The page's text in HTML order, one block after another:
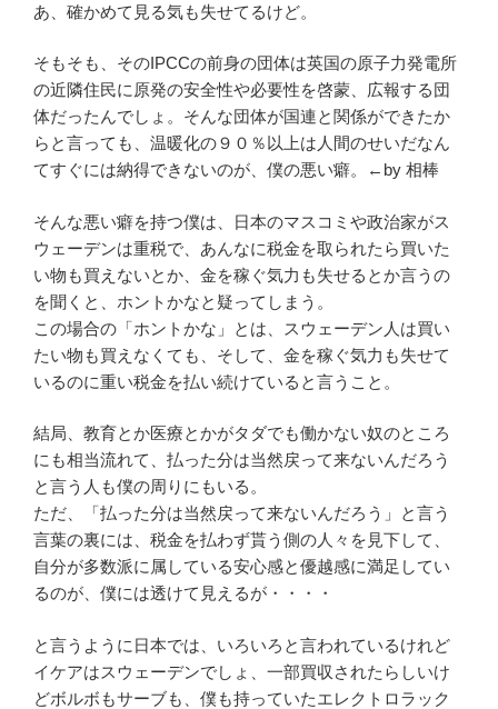
あ、確かめて見る気も失せてるけど。
そもそも、そのIPCCの前身の団体は英国の原子力発電所
の近隣住民に原発の安全性や必要性を啓蒙、広報する団
体だったんでしょ。そんな団体が国連と関係ができたか
らと言っても、温暖化の９０％以上は人間のせいだなん
てすぐには納得できないのが、僕の悪い癖。←by 相棒
そんな悪い癖を持つ僕は、日本のマスコミや政治家がス
ウェーデンは重税で、あんなに税金を取られたら買いた
い物も買えないとか、金を稼ぐ気力も失せるとか言うの
を聞くと、ホントかなと疑ってしまう。
この場合の「ホントかな」とは、スウェーデン人は買い
たい物も買えなくても、そして、金を稼ぐ気力も失せて
いるのに重い税金を払い続けていると言うこと。
結局、教育とか医療とかがタダでも働かない奴のところ
にも相当流れて、払った分は当然戻って来ないんだろう
と言う人も僕の周りにもいる。
ただ、「払った分は当然戻って来ないんだろう」と言う
言葉の裏には、税金を払わず貰う側の人々を見下して、
自分が多数派に属している安心感と優越感に満足してい
るのが、僕には透けて見えるが・・・・
と言うように日本では、いろいろと言われているけれど
イケアはスウェーデンでしょ、一部買収されたらしいけ
どボルボもサーブも、僕も持っていたエレクトロラック